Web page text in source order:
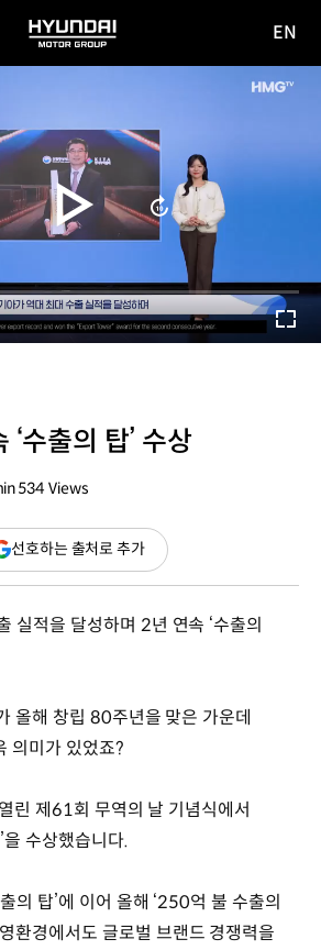
HYUNDAI
MOTOR
사이
EN
수출의 탑’ 수상
534 Views
선호하는 출처로 추가(새
창
실적을 달성하며 2년 연속 ‘수출의
올해 창립 80주년을 맞은 가운데
의미가 있었죠?
린 제61회 무역의 날 기념식에서
수상했습니다.
의 탑’에 이어 올해 ‘250억 불 수출의
환경에서도 글로벌 브랜드 경쟁력을